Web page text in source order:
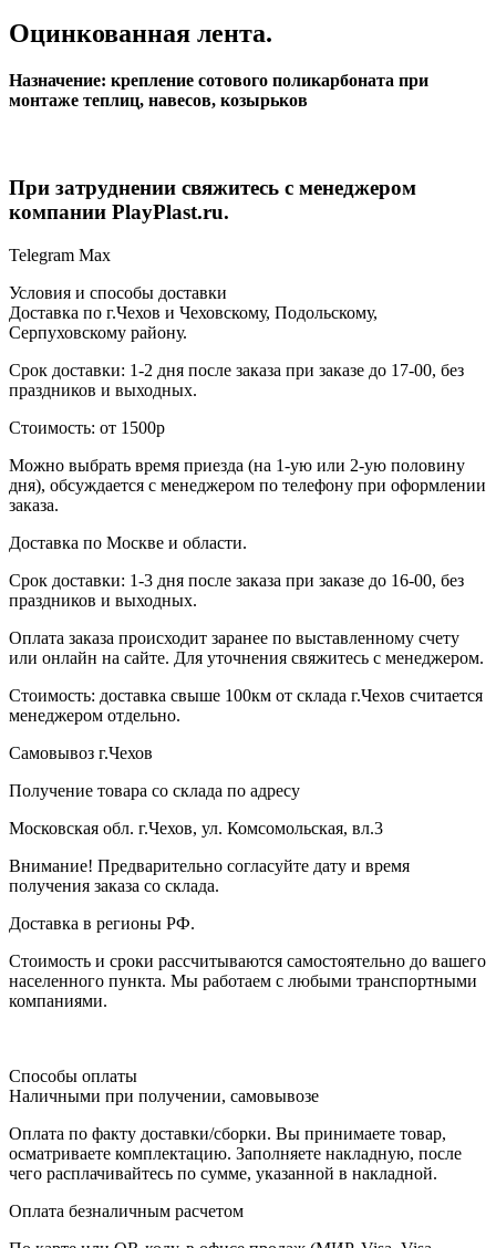
Оцинкованная лента.
Назначение: крепление сотового поликарбоната при
монтаже теплиц, навесов, козырьков
При затруднении свяжитесь с менеджером
компании PlayPlast.ru.
Telegram Max
Условия и способы доставки
Доставка по г.Чехов и Чеховскому, Подольскому,
Серпуховскому району.
Срок доставки: 1-2 дня после заказа при заказе до 17-00, без
праздников и выходных.
Стоимость: от 1500р
Можно выбрать время приезда (на 1-ую или 2-ую половину
дня), обсуждается с менеджером по телефону при оформлении
заказа.
Доставка по Москве и области.
Срок доставки: 1-3 дня после заказа при заказе до 16-00, без
праздников и выходных.
Оплата заказа происходит заранее по выставленному счету
или онлайн на сайте. Для уточнения свяжитесь с менеджером.
Стоимость: доставка свыше 100км от склада г.Чехов считается
менеджером отдельно.
Самовывоз г.Чехов
Получение товара со склада по адресу
Московская обл. г.Чехов, ул. Комсомольская, вл.3
Внимание! Предварительно согласуйте дату и время
получения заказа со склада.
Доставка в регионы РФ.
Стоимость и сроки рассчитываются самостоятельно до вашего
населенного пункта. Мы работаем с любыми транспортными
компаниями.
Способы оплаты
Наличными при получении, самовывозе
Оплата по факту доставки/сборки. Вы принимаете товар,
осматриваете комплектацию. Заполняете накладную, после
чего расплачивайтесь по сумме, указанной в накладной.
Оплата безналичным расчетом